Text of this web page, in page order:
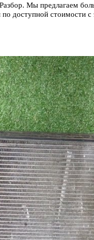
Мы предлагаем
доступной стоимости